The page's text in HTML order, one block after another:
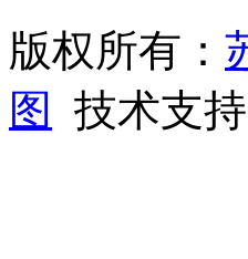
版权所有：
图
技术支